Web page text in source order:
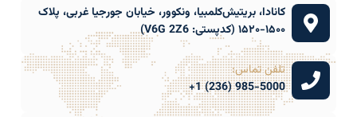
کانادا، بریتیش‌کلمبیا، ونکوور، خیابان جورجیا غربی، پلاک
۱۵۰۰-۱۵۲۰ (کدپستی: V6G 2Z6)
تلفن تماس:
985-5000 (236) 1+